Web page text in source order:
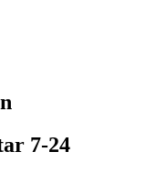
7-24